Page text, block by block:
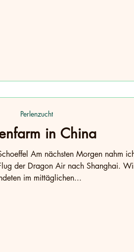
in China
Am nächsten Morgen nahm
der Dragon Air nach Shanghai.
im mittäglichen...
Perlenzucht